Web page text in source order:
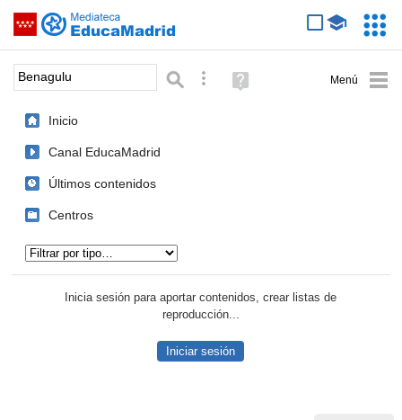
Saltar navegación
Palabra o frase: Búsqueda avanzada
Ayuda
(en
Inicio
Canal EducaMadrid
Últimos contenidos
Centros
Inicia sesión para aportar contenidos, crear listas de
reproducción...
Iniciar sesión